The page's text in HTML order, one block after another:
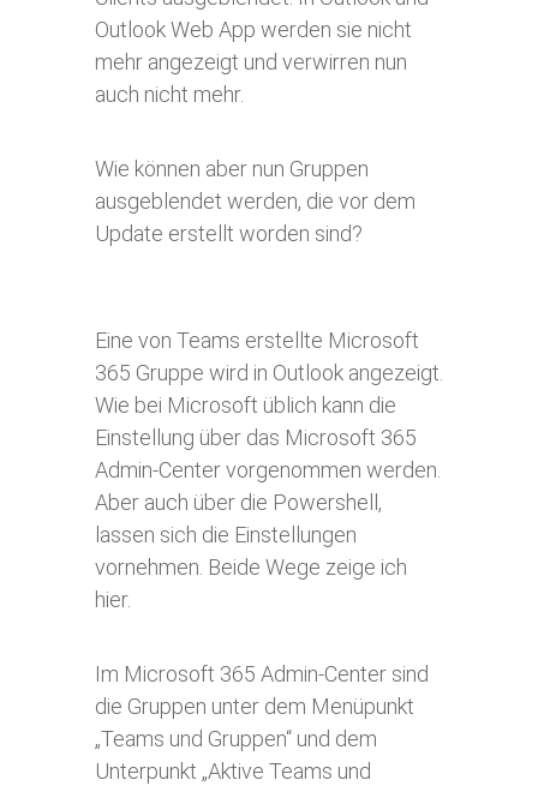
Outlook Web App werden sie nicht
mehr angezeigt und verwirren nun
auch nicht mehr.
Wie können aber nun Gruppen
ausgeblendet werden, die vor dem
Update erstellt worden sind?
Eine von Teams erstellte Microsoft
365 Gruppe wird in Outlook angezeigt.
Wie bei Microsoft üblich kann die
Einstellung über das Microsoft 365
Admin-Center vorgenommen werden.
Aber auch über die Powershell,
lassen sich die Einstellungen
vornehmen. Beide Wege zeige ich
hier.
Im Microsoft 365 Admin-Center sind
die Gruppen unter dem Menüpunkt
„Teams und Gruppen“ und dem
Unterpunkt „Aktive Teams und